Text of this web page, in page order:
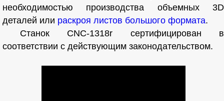
необходимостью производства объемных 3D
деталей или раскроя листов большого формата.
Станок CNC-1318r сертифицирован в
соответствии с действующим законодательством.